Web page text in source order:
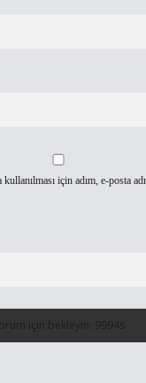
için adım, e-posta